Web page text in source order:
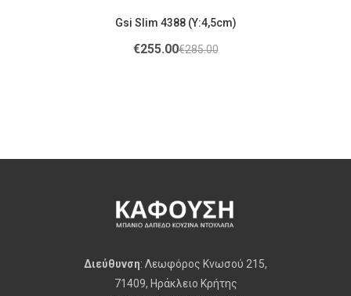
Gsi Slim 4388 (Υ:4,5cm)
€285.00
€255.00
Διεύθυνση: Λεωφόρος Κνωσού 215,
71409, Ηράκλειο Κρήτης